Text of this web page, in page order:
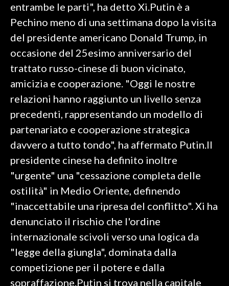
EVENTI
3 MINUTI CON
INSULARITÀ
INFO AZIENDE
ABBONATI
ANNUNCI
PUBBLICITÀ
SPIAGGE
entrambe le parti", ha detto Xi.Putin è a
Pechino meno di una settimana dopo la visita
del presidente americano Donald Trump, in
occasione del 25esimo anniversario del
trattato russo-cinese di buon vicinato,
amicizia e cooperazione. "Oggi le nostre
relazioni hanno raggiunto un livello senza
precedenti, rappresentando un modello di
partenariato e cooperazione strategica
davvero a tutto tondo", ha affermato Putin.Il
presidente cinese ha definito inoltre
"urgente" una "cessazione completa delle
ostilità" in Medio Oriente, definendo
"inaccettabile una ripresa del conflitto". Xi ha
denunciato il rischio che l'ordine
internazionale scivoli verso una logica da
"legge della giungla", dominata dalla
competizione per il potere e dalla
sopraffazione.Putin si trova nella capitale